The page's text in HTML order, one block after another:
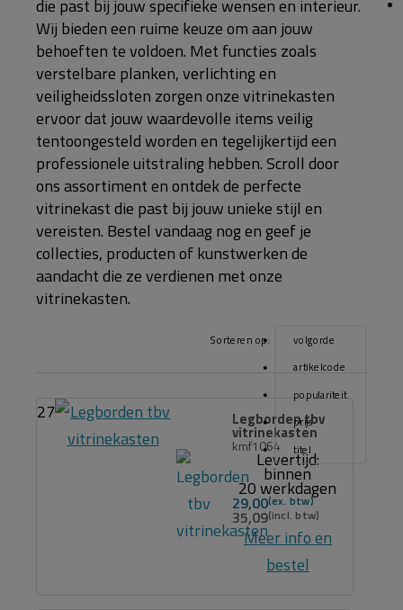
die past bij jouw specifieke wensen en interieur.
Wij bieden een ruime keuze om aan jouw
behoeften te voldoen. Met functies zoals
verstelbare planken, verlichting en
veiligheidssloten zorgen onze vitrinekasten
ervoor dat jouw waardevolle items veilig
tentoongesteld worden en tegelijkertijd een
professionele uitstraling hebben. Scroll door
ons assortiment en ontdek de perfecte
vitrinekast die past bij jouw unieke stijl en
vereisten. Bestel vandaag nog en geef je
collecties, producten of kunstwerken de
aandacht die ze verdienen met onze
vitrinekasten.
Sorteren op: volgorde
artikelcode
populariteit
prijs
titel
27 Legborden tbv
vitrinekasten
kmf1064
Levertijd:
binnen
20 werkdagen
29,00
35,09
Meer info en
bestel